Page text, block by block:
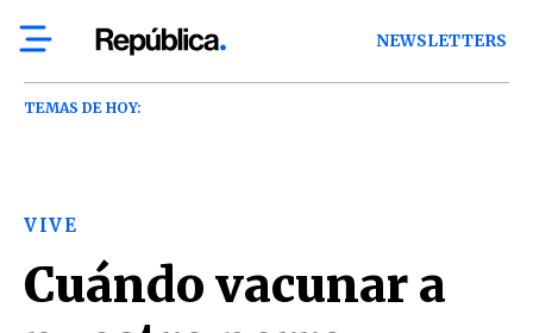
NEWSLETTERS
TEMAS DE HOY:
VIVE
Cuándo vacunar a